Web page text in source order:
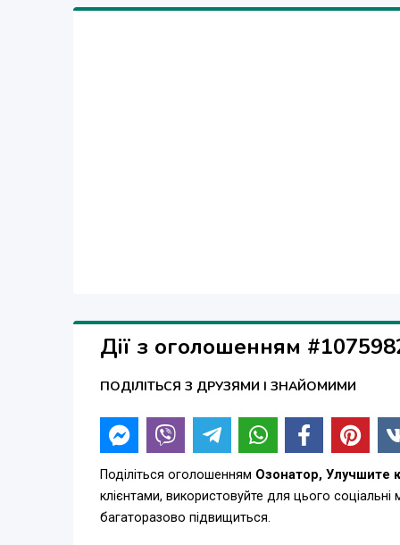
Дії з оголошенням
ПОДІЛІТЬСЯ З ДРУЗЯМИ І ЗНАЙОМИМИ
Поділіться оголошенням Озонатор, Улучшите
клієнтами, використовуйте для цього
багаторазово підвищиться.